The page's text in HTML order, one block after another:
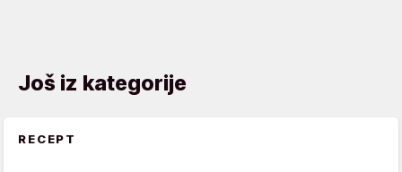
Još iz kategorije
RECEPT